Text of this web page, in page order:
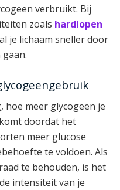
verbruikt. Bij
zoals hardlopen
je lichaam sneller door
gaan.
hoe meer glycogeen je
doordat het
meer glucose
te voldoen. Als
te behouden, is het
intensiteit van je